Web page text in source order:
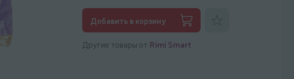
Добавить в корзину
Другие товары от Rimi Smart